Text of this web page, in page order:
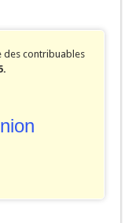
des contribuables